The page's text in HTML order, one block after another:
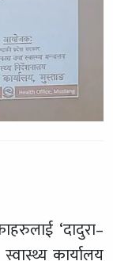
‘दादुरा–
कार्यालय